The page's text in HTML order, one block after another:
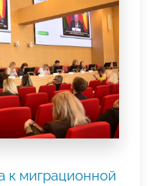
к миграционной